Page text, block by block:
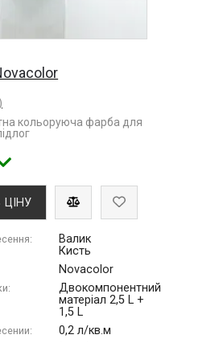
кольоруюча фарба для
ЦІНУ
Валик
Кисть
Novacolor
Двокомпонентний
матеріал 2,5 L +
1,5 L
0,2 л/кв.м